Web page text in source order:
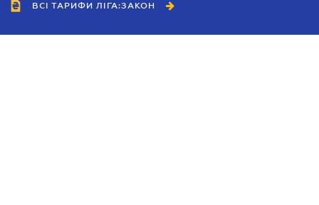
ВСІ ТАРИФИ ЛІГА:ЗАКОН